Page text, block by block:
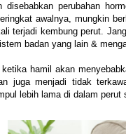
disebabkan perubahan
awalnya, mungkin
terjadi kembung perut.
badan yang lain &
ketika hamil akan
juga menjadi tidak
lebih lama di dalam